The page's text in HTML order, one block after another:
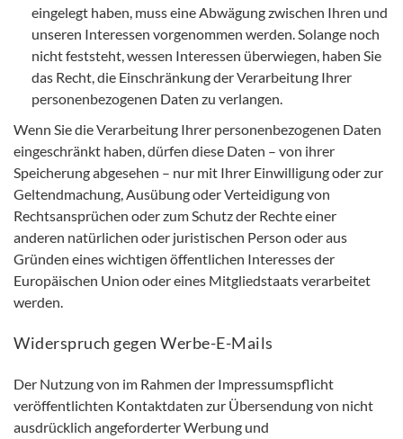
eingelegt haben, muss eine Abwägung zwischen Ihren und
unseren Interessen vorgenommen werden. Solange noch
nicht feststeht, wessen Interessen überwiegen, haben Sie
das Recht, die Einschränkung der Verarbeitung Ihrer
personenbezogenen Daten zu verlangen.
Wenn Sie die Verarbeitung Ihrer personenbezogenen Daten
eingeschränkt haben, dürfen diese Daten – von ihrer
Speicherung abgesehen – nur mit Ihrer Einwilligung oder zur
Geltendmachung, Ausübung oder Verteidigung von
Rechtsansprüchen oder zum Schutz der Rechte einer
anderen natürlichen oder juristischen Person oder aus
Gründen eines wichtigen öffentlichen Interesses der
Europäischen Union oder eines Mitgliedstaats verarbeitet
werden.
Widerspruch gegen Werbe-E-Mails
Der Nutzung von im Rahmen der Impressumspflicht
veröffentlichten Kontaktdaten zur Übersendung von nicht
ausdrücklich angeforderter Werbung und